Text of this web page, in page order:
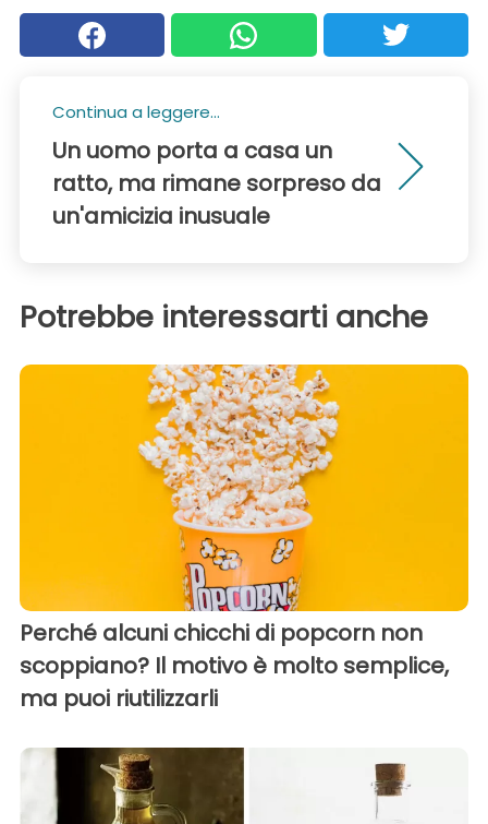
Continua a leggere...
Un uomo porta a casa un
ratto, ma rimane sorpreso da
un'amicizia inusuale
Potrebbe interessarti anche
Perché alcuni chicchi di popcorn non
scoppiano? Il motivo è molto semplice,
ma puoi riutilizzarli